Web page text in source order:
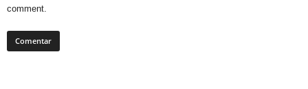
comment.